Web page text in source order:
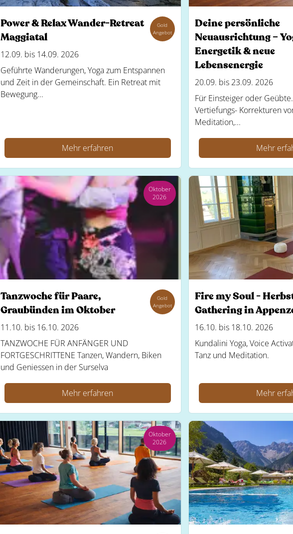
Power & Relax Wander-Retreat
Maggiatal
Gold
Angebot
12.09. bis 14.09. 2026
Geführte Wanderungen, Yoga zum Entspannen
und Zeit in der Gemeinschaft. Ein Retreat mit
Bewegung...
Mehr erfahren
Deine persönliche
Neuausrichtung –
Energetik & neue
Lebensenergie
20.09. bis 23.09. 2026
Für Einsteiger oder
Vertiefungs- Korrekturen
Meditation,...
Mehr
Oktober
2026
Tanzwoche für Paare,
Graubünden im Oktober
Gold
Angebot
11.10. bis 16.10. 2026
TANZWOCHE FÜR ANFÄNGER UND
FORTGESCHRITTENE Tanzen, Wandern, Biken
und Geniessen in der Surselva
Mehr erfahren
Fire my Soul -
Gathering in
16.10. bis 18.10. 2026
Kundalini Yoga, Voice
Tanz und Meditation.
Mehr
Oktober
2026